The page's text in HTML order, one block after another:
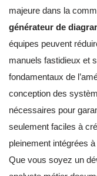
majeure dans la
générateur de
équipes peuvent
manuels fastidieux et
fondamentaux de
conception des
nécessaires pour
seulement faciles à
pleinement intégrées
Que vous soyez un